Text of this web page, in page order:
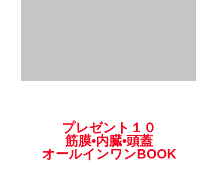
プレゼント１０
筋膜•内臓•頭蓋
オールインワンBOOK